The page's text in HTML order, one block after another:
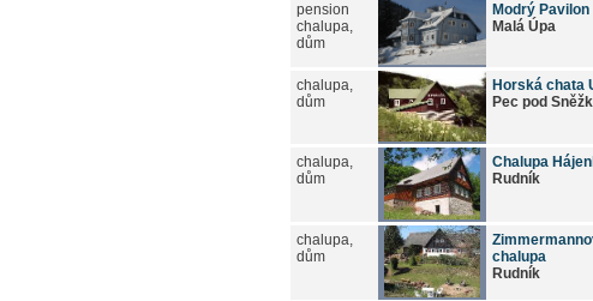
pension
chalupa,
dům
Modrý Pavilon
Malá Úpa
chalupa,
dům
Horská chata
Pec pod
chalupa,
dům
Chalupa
Rudník
chalupa,
dům
chalupa
Rudník